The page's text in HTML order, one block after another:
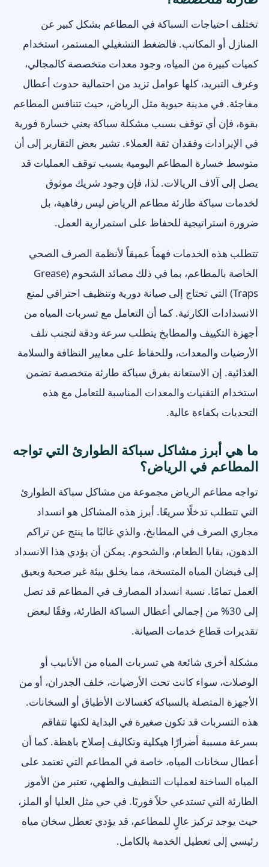
تختلف احتياجات السباكة في المطاعم بشكل كبير عن
المنازل أو المكاتب. فالضغط التشغيلي المستمر، استخدام
كميات كبيرة من المياه، وجود معدات متخصصة كالمجالي،
وغرف التبريد، كلها عوامل تزيد من احتمالية حدوث أعطال
مفاجئة. في مدينة حيوية مثل الرياض، حيث تتنافس المطاعم
بقوة، فإن أي توقف بسبب مشكلة سباكة يعني خسارة فورية
في الإيرادات وفقدان ثقة العملاء. تشير بعض التقارير إلى أن
متوسط خسارة المطاعم اليومية بسبب توقف العمليات قد
يصل إلى آلاف الريالات. لذا، فإن وجود شريك موثوق
لخدمات سباكة طارئة مطاعم الرياض ليس رفاهية، بل
ضرورة استراتيجية للحفاظ على استمرارية العمل.
تتطلب هذه الخدمات فهماً عميقاً لأنظمة الصرف الصحي
الخاصة بالمطاعم، بما في ذلك مصائد الشحوم (Grease
Traps) التي تحتاج إلى صيانة دورية وتنظيف احترافي لمنع
الانسدادات الكارثية. كما أن التعامل مع تسربات المياه من
أجهزة التكييف والمطابخ يتطلب سرعة ودقة لتجنب تلف
الأرضيات والمعدات، وللحفاظ على معايير النظافة والسلامة
الغذائية. إن الاستعانة بفرق سباكة طارئة متخصصة تضمن
استخدام التقنيات والمعدات المناسبة للتعامل مع هذه
التحديات بكفاءة عالية.
ما هي أبرز مشاكل سباكة الطوارئ التي تواجه
المطاعم في الرياض؟
تواجه مطاعم الرياض مجموعة من مشاكل سباكة الطوارئ
التي تتطلب تدخلًا سريعًا. أبرز هذه المشاكل هو انسداد
مجاري الصرف في المطابخ، والذي غالبًا ما ينتج عن تراكم
الدهون، بقايا الطعام، والشحوم. يمكن أن يؤدي هذا الانسداد
إلى فيضان المياه المتسخة، مما يخلق بيئة غير صحية ويعيق
العمل تمامًا. نسبة انسداد المصارف في المطاعم قد تصل
إلى 30% من إجمالي أعطال السباكة الطارئة، وفقًا لبعض
تقديرات قطاع خدمات الصيانة.
مشكلة أخرى شائعة هي تسربات المياه من الأنابيب أو
الوصلات، سواء كانت تحت الأرضيات، خلف الجدران، أو من
الأجهزة المتصلة بالسباكة كغسالات الأطباق أو السخانات.
هذه التسربات قد تكون صغيرة في البداية لكنها تتفاقم
بسرعة مسببة أضرارًا هيكلية وتكاليف إصلاح باهظة. كما أن
أعطال سخانات المياه، خاصة في المطاعم التي تعتمد على
المياه الساخنة لعمليات التنظيف والطهي، تعتبر من الأمور
الطارئة التي تستدعي حلاً فوريًا. في حي مثل العليا أو الملز،
حيث يوجد تركيز عالٍ للمطاعم، قد يؤدي تعطل سخان مياه
رئيسي إلى تعطيل الخدمة بالكامل.